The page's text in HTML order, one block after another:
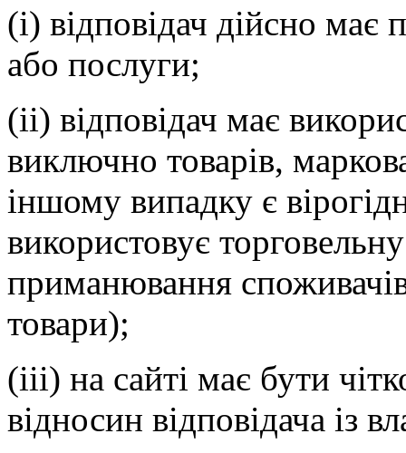
(i) відповідач дійсно має
або послуги;
(ii) відповідач має
виключно товарів,
іншому випадку є
використовує
приманювання
товари);
(iii) на сайті має бути
відносин відповідача із